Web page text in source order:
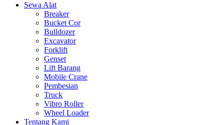
Sewa Alat
Breaker
Bucket Cor
Bulldozer
Excavator
Forklift
Genset
Lift Barang
Mobile Crane
Pembesian
Truck
Vibro Roller
Wheel Loader
Tentang Kami